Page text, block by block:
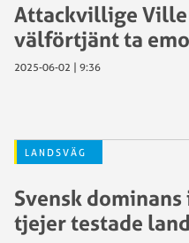
Attackvillige
välförtjänt ta
2025-06-02 | 9:36
LANDSVÄG
Svensk
tjejer testade